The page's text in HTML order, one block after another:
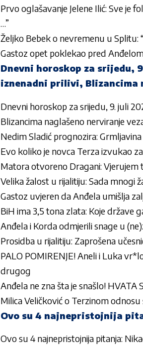
Prvo oglašavanje Jelene Ilić: Sve je
…”
Željko Bebek o nevremenu u Splitu:
Gastoz opet poklekao pred
Dnevni horoskop za srijedu,
iznenadni prilivi, Blizancima
Dnevni horoskop za srijedu, 9. juli
Blizancima naglašeno nerviranje
Nedim Sladić prognozira:
Evo koliko je novca Terza izvukao
Matora otvoreno Dragani: Vjerujem
Velika žalost u rijalitiju: Sada mnogi
Gastoz uvjeren da Anđela umišlja
BiH ima 3,5 tona zlata: Koje države
Anđela i Korda odmjerili snage u
Prosidba u rijalitiju: Zaprošena
PALO POMIRENJE! Aneli i Luka
drugog
Anđela ne zna šta je snašlo! HVATA
Milica Veličković o Terzinom
Ovo su 4 najnepristojnija
Ovo su 4 najnepristojnija pitanja: